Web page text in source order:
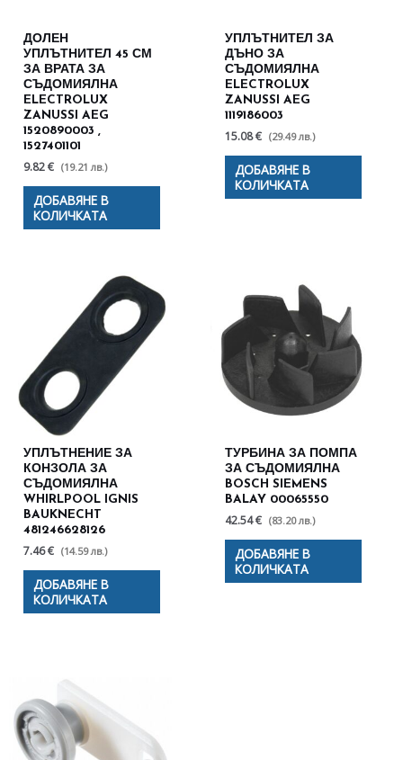
ДОЛЕН
УПЛЪТНИТЕЛ 45 СМ
ЗА ВРАТА ЗА
СЪДОМИЯЛНА
ELECTROLUX
ZANUSSI AEG
1520890003 ,
1527401101
9.82 € (19.21 лв.)
ДОБАВЯНЕ В
КОЛИЧКАТА
УПЛЪТНИТЕЛ ЗА
ДЪНО ЗА
СЪДОМИЯЛНА
ELECTROLUX
ZANUSSI AEG
1119186003
15.08 € (29.49 лв.)
ДОБАВЯНЕ В
КОЛИЧКАТА
УПЛЪТНЕНИЕ ЗА
КОНЗОЛА ЗА
СЪДОМИЯЛНА
WHIRLPOOL IGNIS
BAUKNECHT
481246628126
7.46 € (14.59 лв.)
ДОБАВЯНЕ В
КОЛИЧКАТА
ТУРБИНА ЗА ПОМПА
ЗА СЪДОМИЯЛНА
BOSCH SIEMENS
BALAY 00065550
42.54 € (83.20 лв.)
ДОБАВЯНЕ В
КОЛИЧКАТА